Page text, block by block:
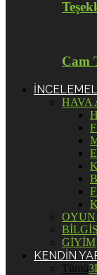
Cam
HAVA
OYUN
GİYİM
KENDİN
Tümü